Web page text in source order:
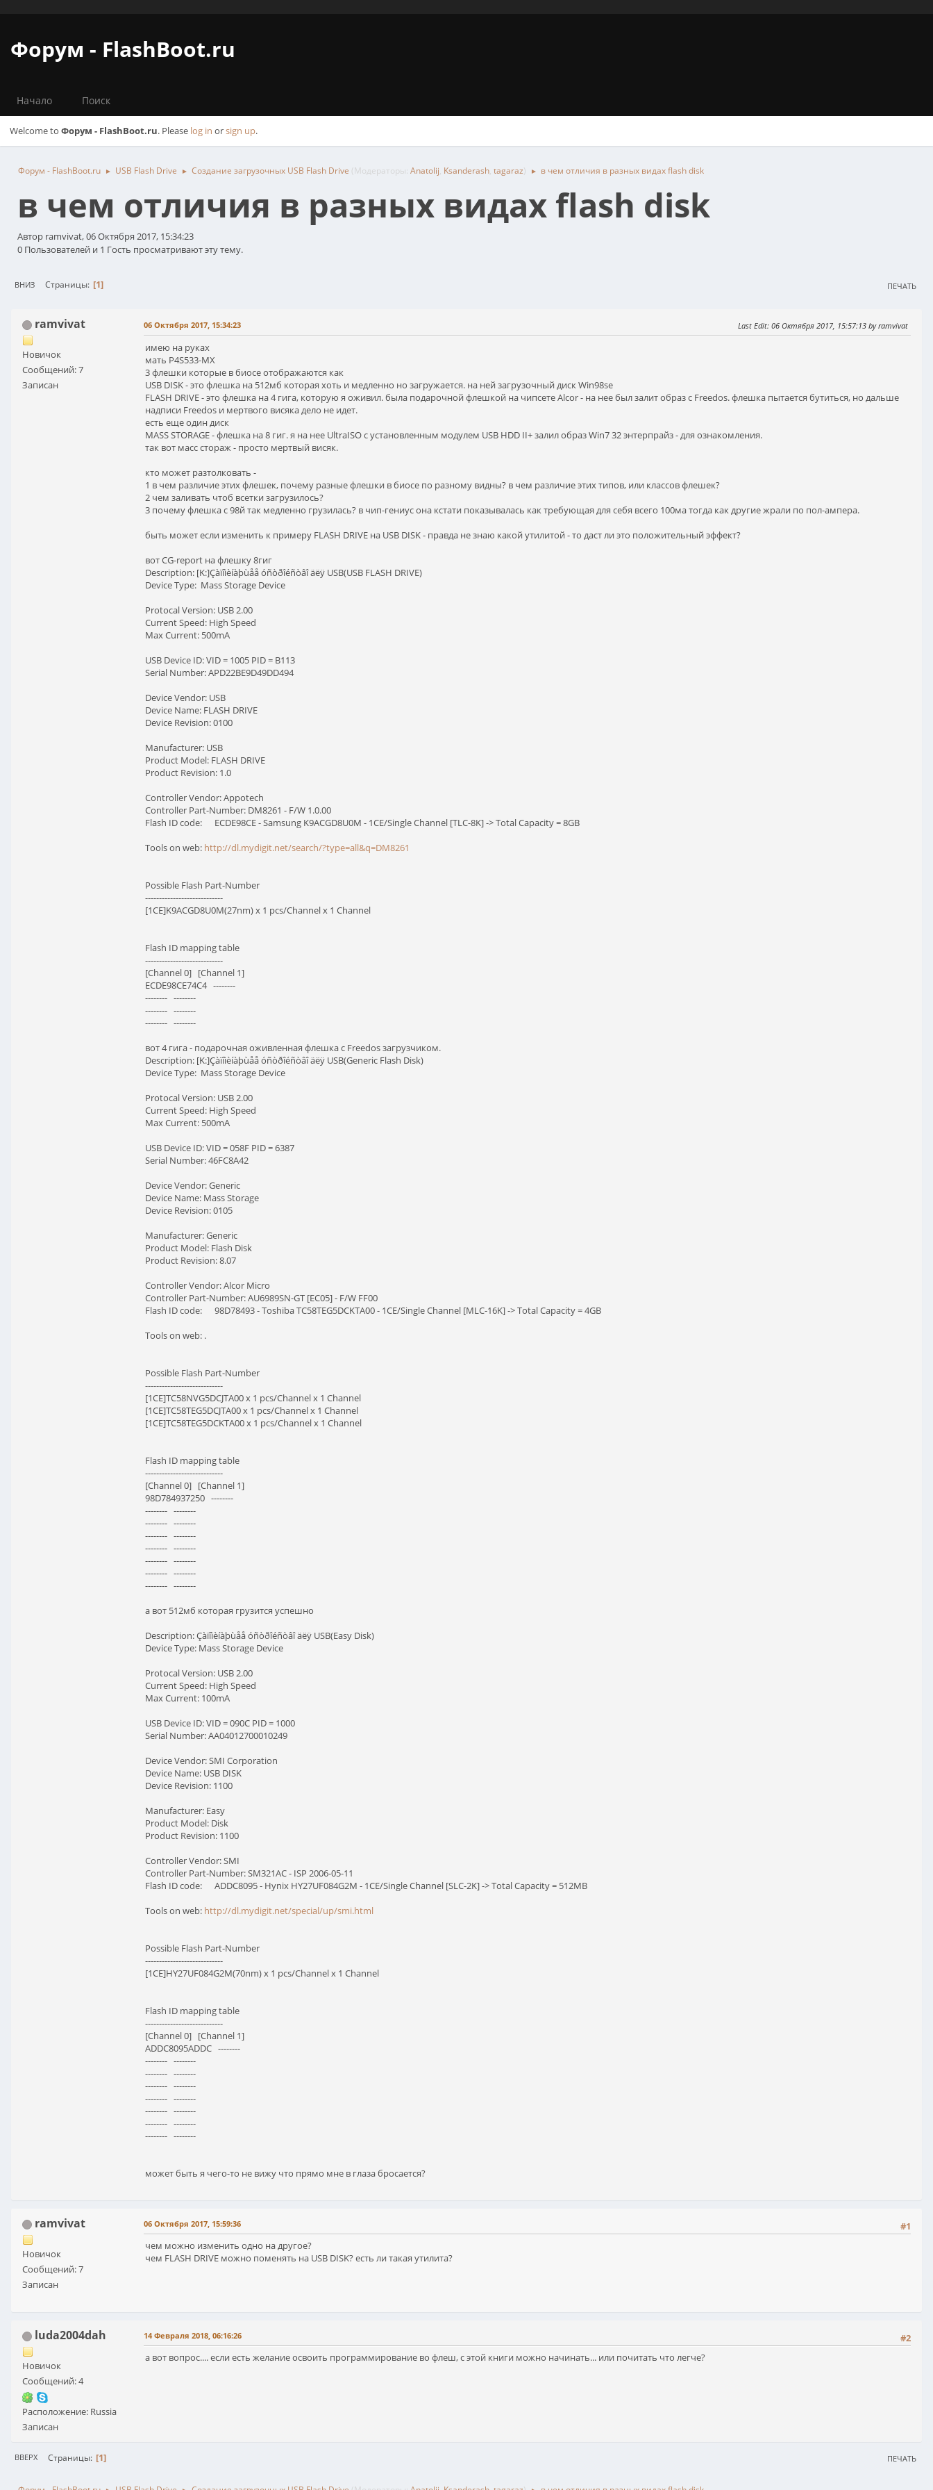
Форум - FlashBoot.ru
Начало Поиск
Welcome to Форум - FlashBoot.ru. Please log in orsign up.
Форум - FlashBoot.ru ► USB Flash Drive ► Создание загрузочных USB Flash Drive (Модераторы: Anatolij, Ksanderash, tagaraz) ► в чем отличия в разных видах flash disk
в чем отличия в разных видах flash disk
Автор ramvivat, 06 Октября 2017, 15:34:23
0 Пользователей и 1 Гость просматривают эту тему.
ПЕЧАТЬ
ВНИЗ Страницы 1
ramvivat
Новичок
Сообщений: 7
Записан
06 Октября 2017, 15:34:23 Last Edit: 06 Октября 2017, 15:57:13 by ramvivat
имею на руках
мать P4S533-MX
3 флешки которые в биосе отображаются как
USB DISK - это флешка на 512мб которая хоть и медленно но загружается. на ней загрузочный диск Win98se
FLASH DRIVE - это флешка на 4 гига, которую я оживил. была подарочной флешкой на чипсете Alcor - на нее был залит образ с Freedos. флешка пытается бутиться, но дальше
надписи Freedos и мертвого висяка дело не идет.
есть еще один диск
MASS STORAGE - флешка на 8 гиг. я на нее UltraISO с установленным модулем USB HDD II+ залил образ Win7 32 энтерпрайз - для ознакомления.
так вот масс стораж - просто мертвый висяк.
кто может разтолковать -
1 в чем различие этих флешек, почему разные флешки в биосе по разному видны? в чем различие этих типов, или классов флешек?
2 чем заливать чтоб всетки загрузилось?
3 почему флешка с 98й так медленно грузилась? в чип-гениус она кстати показывалась как требующая для себя всего 100ма тогда как другие жрали по пол-ампера.
быть может если изменить к примеру FLASH DRIVE на USB DISK - правда не знаю какой утилитой - то даст ли это положительный эффект?
вот CG-report на флешку 8гиг
Description: [K:]Çàïîìèíàþùåå óñòðîéñòâî äëÿ USB(USB FLASH DRIVE)
Device Type: Mass Storage Device
Protocal Version: USB 2.00
Current Speed: High Speed
Max Current: 500mA
USB Device ID: VID = 1005 PID = B113
Serial Number: APD22BE9D49DD494
Device Vendor: USB
Device Name: FLASH DRIVE
Device Revision: 0100
Manufacturer: USB
Product Model: FLASH DRIVE
Product Revision: 1.0
Controller Vendor: Appotech
Controller Part-Number: DM8261 - F/W 1.0.00
Flash ID code: ECDE98CE - Samsung K9ACGD8U0M - 1CE/Single Channel [TLC-8K] -> Total Capacity = 8GB
Tools on web: http://dl.mydigit.net/search/?type=all&q=DM8261
Possible Flash Part-Number
----------------------------
[1CE]K9ACGD8U0M(27nm) x 1 pcs/Channel x 1 Channel
Flash ID mapping table
----------------------------
[Channel 0] [Channel 1]
ECDE98CE74C4 --------
-------- --------
-------- --------
-------- --------
вот 4 гига - подарочная оживленная флешка с Freedos загрузчиком.
Description: [K:]Çàïîìèíàþùåå óñòðîéñòâî äëÿ USB(Generic Flash Disk)
Device Type: Mass Storage Device
Protocal Version: USB 2.00
Current Speed: High Speed
Max Current: 500mA
USB Device ID: VID = 058F PID = 6387
Serial Number: 46FC8A42
Device Vendor: Generic
Device Name: Mass Storage
Device Revision: 0105
Manufacturer: Generic
Product Model: Flash Disk
Product Revision: 8.07
Controller Vendor: Alcor Micro
Controller Part-Number: AU6989SN-GT [EC05] - F/W FF00
Flash ID code: 98D78493 - Toshiba TC58TEG5DCKTA00 - 1CE/Single Channel [MLC-16K] -> Total Capacity = 4GB
Tools on web: .
Possible Flash Part-Number
----------------------------
[1CE]TC58NVG5DCJTA00 x 1 pcs/Channel x 1 Channel
[1CE]TC58TEG5DCJTA00 x 1 pcs/Channel x 1 Channel
[1CE]TC58TEG5DCKTA00 x 1 pcs/Channel x 1 Channel
Flash ID mapping table
----------------------------
[Channel 0] [Channel 1]
98D784937250 --------
-------- --------
-------- --------
-------- --------
-------- --------
-------- --------
-------- --------
-------- --------
а вот 512мб которая грузится успешно
Description: Çàïîìèíàþùåå óñòðîéñòâî äëÿ USB(Easy Disk)
Device Type: Mass Storage Device
Protocal Version: USB 2.00
Current Speed: High Speed
Max Current: 100mA
USB Device ID: VID = 090C PID = 1000
Serial Number: AA04012700010249
Device Vendor: SMI Corporation
Device Name: USB DISK
Device Revision: 1100
Manufacturer: Easy
Product Model: Disk
Product Revision: 1100
Controller Vendor: SMI
Controller Part-Number: SM321AC - ISP 2006-05-11
Flash ID code: ADDC8095 - Hynix HY27UF084G2M - 1CE/Single Channel [SLC-2K] -> Total Capacity = 512MB
Tools on web: http://dl.mydigit.net/special/up/smi.html
Possible Flash Part-Number
----------------------------
[1CE]HY27UF084G2M(70nm) x 1 pcs/Channel x 1 Channel
Flash ID mapping table
----------------------------
[Channel 0] [Channel 1]
ADDC8095ADDC --------
-------- --------
-------- --------
-------- --------
-------- --------
-------- --------
-------- --------
-------- --------
может быть я чего-то не вижу что прямо мне в глаза бросается?
ramvivat
Новичок
Сообщений: 7
Записан
#1
06 Октября 2017, 15:59:36
чем можно изменить одно на другое?
чем FLASH DRIVE можно поменять на USB DISK? есть ли такая утилита?
luda2004dah
Новичок
Сообщений: 4
Расположение: Russia
Записан
#2
14 Февраля 2018, 06:16:26
а вот вопрос.... если есть желание освоить программирование во флеш, с этой книги можно начинать... или почитать что легче?
ПЕЧАТЬ
ВВЕРХ Страницы 1